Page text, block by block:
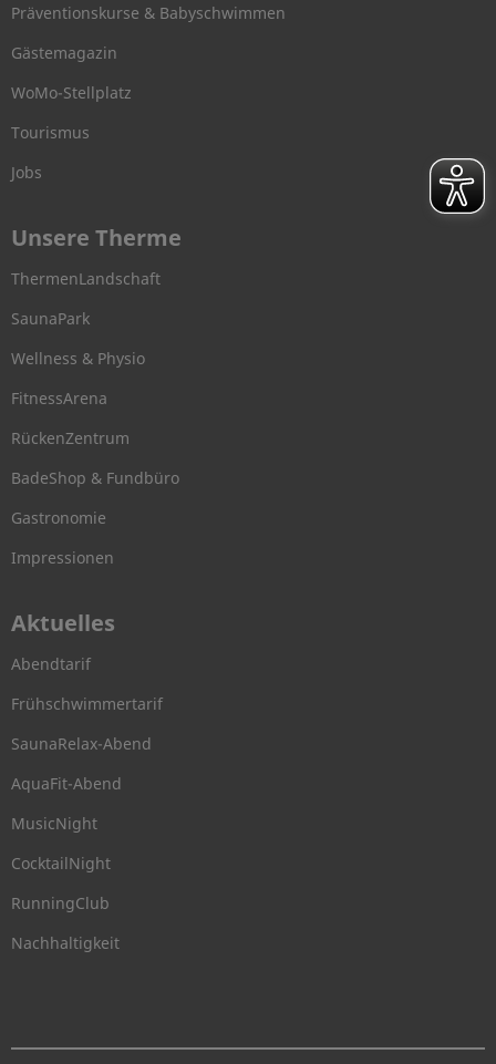
Präventionskurse & Babyschwimmen
Gästemagazin
WoMo-Stellplatz
Tourismus
Jobs
Unsere Therme
ThermenLandschaft
SaunaPark
Wellness & Physio
FitnessArena
RückenZentrum
BadeShop & Fundbüro
Gastronomie
Impressionen
Aktuelles
Abendtarif
Frühschwimmertarif
SaunaRelax-Abend
AquaFit-Abend
MusicNight
CocktailNight
RunningClub
Nachhaltigkeit